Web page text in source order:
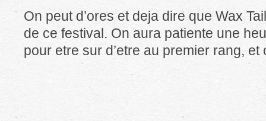
On peut d’ores et deja dire que Wax
de ce festival. On aura patiente une
pour etre sur d’etre au premier rang, et